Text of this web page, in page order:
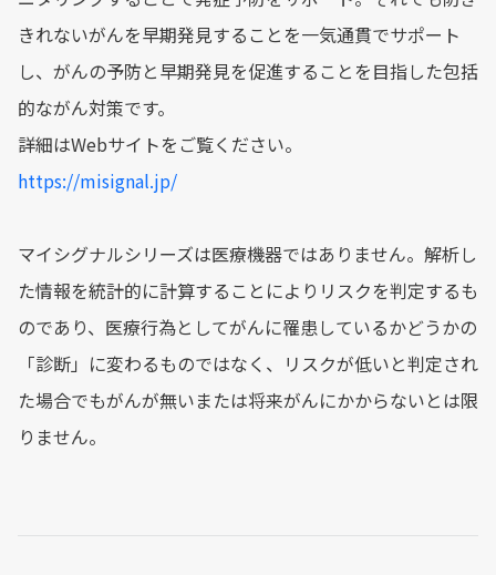
きれないがんを早期発見することを一気通貫でサポート
し、がんの予防と早期発見を促進することを目指した包括
的ながん対策です。
詳細はWebサイトをご覧ください。
https://misignal.jp/
マイシグナルシリーズは医療機器ではありません。解析し
た情報を統計的に計算することによりリスクを判定するも
のであり、医療行為としてがんに罹患しているかどうかの
「診断」に変わるものではなく、リスクが低いと判定され
た場合でもがんが無いまたは将来がんにかからないとは限
りません。